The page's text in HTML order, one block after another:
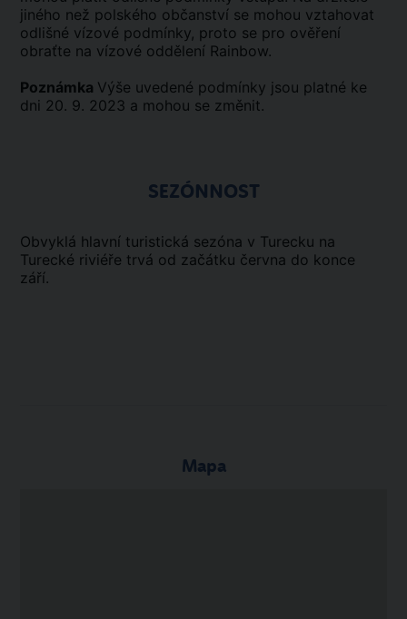
jiného než polského občanství se mohou vztahovat
odlišné vízové podmínky, proto se pro ověření
obraťte na vízové oddělení Rainbow.
Poznámka Výše uvedené podmínky jsou platné ke
dni 20. 9. 2023 a mohou se změnit.
SEZÓNNOST
Obvyklá hlavní turistická sezóna v Turecku na
Turecké riviéře trvá od začátku června do konce
září.
Mapa